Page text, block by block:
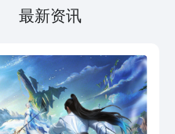
，可玩性真的比较高。
最新资讯